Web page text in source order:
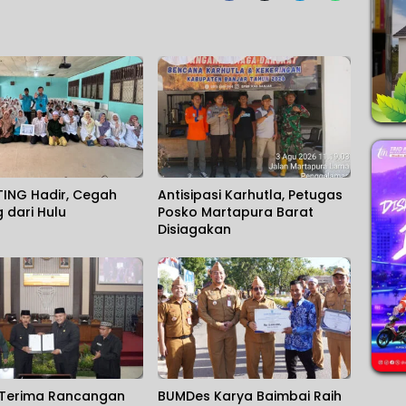
Hadir, Cegah
dari Hulu
Antisipasi Karhutla, Petugas
Posko Martapura Barat
Disiagakan
Rancangan
BUMDes Karya Baimbai Raih